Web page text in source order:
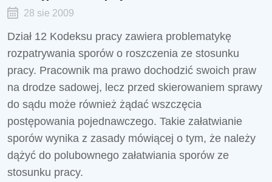
28 sie 2009
Dział 12 Kodeksu pracy zawiera problematykę
rozpatrywania sporów o roszczenia ze stosunku
pracy. Pracownik ma prawo dochodzić swoich praw
na drodze sadowej, lecz przed skierowaniem sprawy
do sądu może również żądać wszczęcia
postępowania pojednawczego. Takie załatwianie
sporów wynika z zasady mówiącej o tym, że należy
dążyć do polubownego załatwiania sporów ze
stosunku pracy.